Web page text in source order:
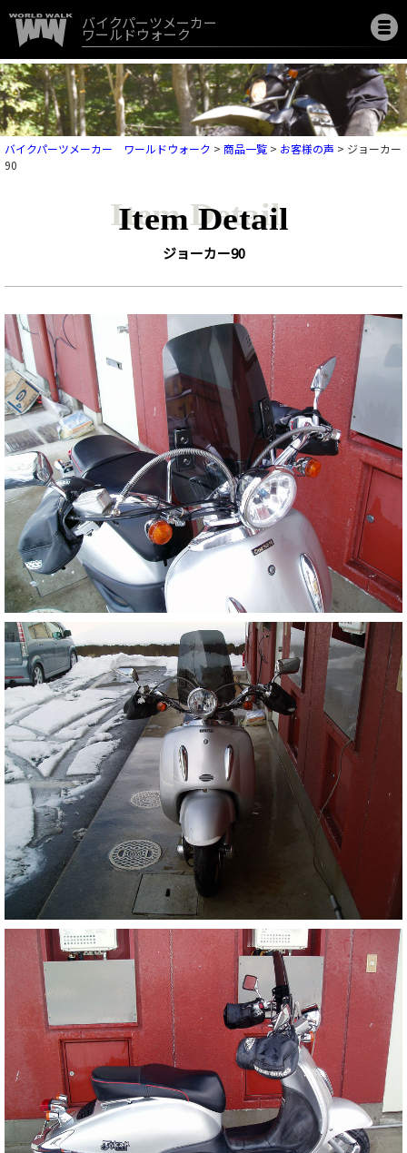
バイクパーツメーカー
ワールドウォーク
バイクパーツメーカー ワールドウォーク > 商品一覧 > お客様の声 > ジョーカー
90
Item Detail
ジョーカー90